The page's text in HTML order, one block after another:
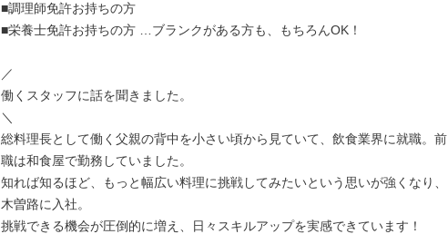
■調理師免許お持ちの方
■栄養士免許お持ちの方 …ブランクがある方も、もちろんOK！
／
働くスタッフに話を聞きました。
＼
総料理長として働く父親の背中を小さい頃から見ていて、飲食業界に就職。前
職は和食屋で勤務していました。
知れば知るほど、もっと幅広い料理に挑戦してみたいという思いが強くなり、
木曽路に入社。
挑戦できる機会が圧倒的に増え、日々スキルアップを実感できています！